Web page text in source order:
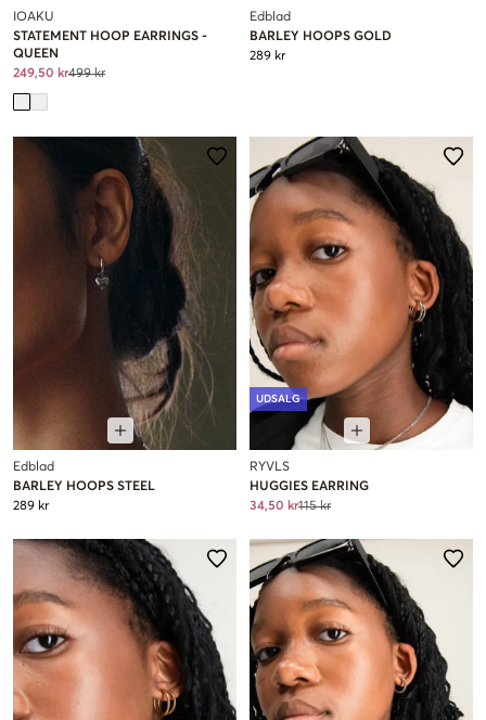
IOAKU
STATEMENT HOOP EARRINGS -
QUEEN
249,50 kr499 kr
Edblad
BARLEY HOOPS GOLD
289 kr
Edblad
BARLEY HOOPS STEEL
289 kr
UDSALG
RYVLS
HUGGIES EARRING
34,50 kr115 kr